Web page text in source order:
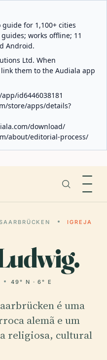
for 1,100+ cities
works offline; 11
Android.
Ltd. When
them to the Audiala app
id6446038181
store/apps/details?
download/
about/editorial-process/
IGREJA
49° N · 6° E
é uma
alemã e um
religiosa, cultural